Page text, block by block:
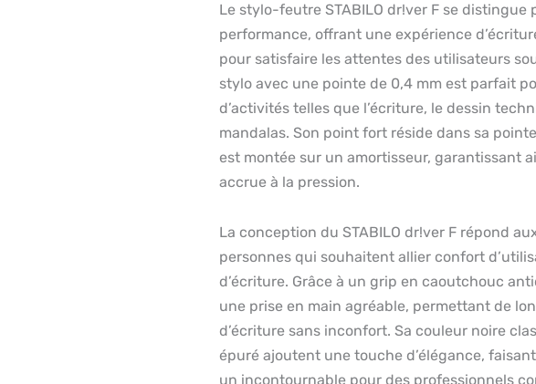
Le stylo-feutre STABILO dr!ver F se distingue
performance, offrant une expérience
pour satisfaire les attentes des utilisateurs
stylo avec une pointe de 0,4 mm est parfait
d’activités telles que l’écriture, le dessin
mandalas. Son point fort réside dans sa
est montée sur un amortisseur, garantissant
accrue à la pression.
La conception du STABILO dr!ver F répond
personnes qui souhaitent allier confort
d’écriture. Grâce à un grip en caoutchouc
une prise en main agréable, permettant de
d’écriture sans inconfort. Sa couleur noire
épuré ajoutent une touche d’élégance,
un incontournable pour des professionnels